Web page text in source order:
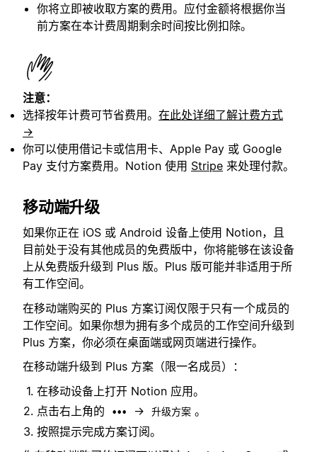
你将立即被收取方案的费用。应付金额将根据你当
前方案在本计费周期剩余时间按比例扣除。
注意：
选择按年计费可节省费用。 在此处详细了解计费方式
→
你可以使用借记卡或信用卡、Apple Pay 或 Google
Pay 支付方案费用。Notion 使用 Stripe 来处理付款。
移动端升级
如果你正在 iOS 或 Android 设备上使用 Notion，且
目前处于没有其他成员的免费版中，你将能够在该设备
上从免费版升级到 Plus 版。Plus 版可能并非适用于所
有工作空间。
在移动端购买的 Plus 方案订阅仅限于只有一个成员的
工作空间。如果你想为拥有多个成员的工作空间升级到
Plus 方案，你必须在桌面端或网页端进行操作。
在移动端升级到 Plus 方案（限一名成员）：
在移动设备上打开 Notion 应用。
点击右上角的
••• → 升级方案 。
按照提示完成方案订阅。